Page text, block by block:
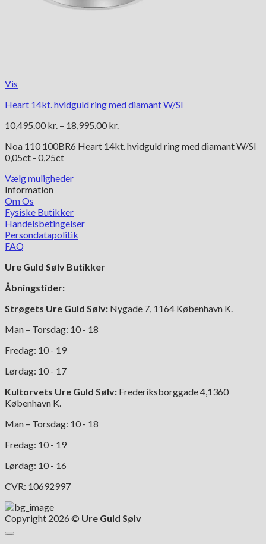
Vis
Heart 14kt. hvidguld ring med diamant W/SI
10,495.00 kr. – 18,995.00 kr.
til
Noa 110 100BR6 Heart 14kt. hvidguld ring med diamant W/SI
0,05ct - 0,25ct
Vælg muligheder
Dette
vare
har
flere
varianter.
Mulighederne
vælges
varesiden
Information
Om Os
Fysiske Butikker
Handelsbetingelser
Persondatapolitik
FAQ
Ure Guld Sølv Butikker
Åbningstider:
Strøgets Ure Guld Sølv: Nygade 7, 1164 København K.
Man – Torsdag: 10 - 18
Fredag: 10 - 19
Lørdag: 10 - 17
Kultorvets Ure Guld Sølv: Frederiksborggade 4,1360
København K.
Man – Torsdag: 10 - 18
Fredag: 10 - 19
Lørdag: 10 - 16
CVR: 10692997
Copyright 2026 © Ure Guld Sølv